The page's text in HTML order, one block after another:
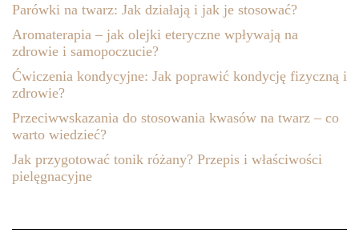
Parówki na twarz: Jak działają i jak je stosować?
Aromaterapia – jak olejki eteryczne wpływają na
zdrowie i samopoczucie?
Ćwiczenia kondycyjne: Jak poprawić kondycję fizyczną i
zdrowie?
Przeciwwskazania do stosowania kwasów na twarz – co
warto wiedzieć?
Jak przygotować tonik różany? Przepis i właściwości
pielęgnacyjne